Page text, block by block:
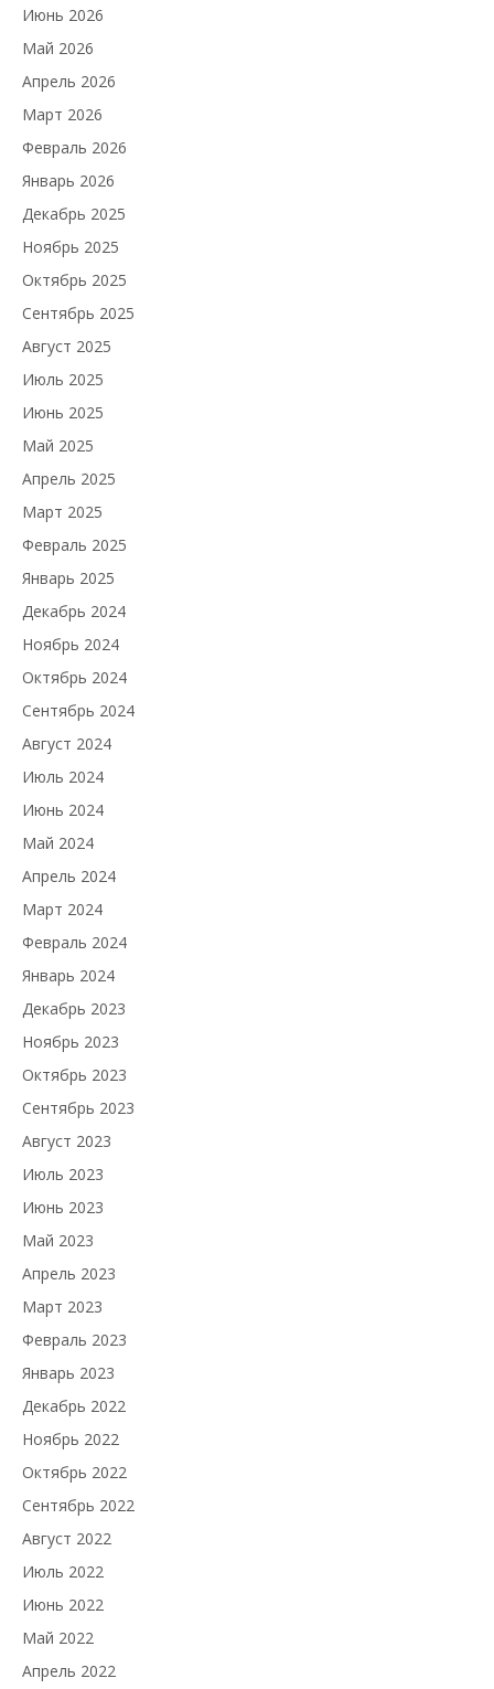
Июнь 2026
Май 2026
Апрель 2026
Март 2026
Февраль 2026
Январь 2026
Декабрь 2025
Ноябрь 2025
Октябрь 2025
Сентябрь 2025
Август 2025
Июль 2025
Июнь 2025
Май 2025
Апрель 2025
Март 2025
Февраль 2025
Январь 2025
Декабрь 2024
Ноябрь 2024
Октябрь 2024
Сентябрь 2024
Август 2024
Июль 2024
Июнь 2024
Май 2024
Апрель 2024
Март 2024
Февраль 2024
Январь 2024
Декабрь 2023
Ноябрь 2023
Октябрь 2023
Сентябрь 2023
Август 2023
Июль 2023
Июнь 2023
Май 2023
Апрель 2023
Март 2023
Февраль 2023
Январь 2023
Декабрь 2022
Ноябрь 2022
Октябрь 2022
Сентябрь 2022
Август 2022
Июль 2022
Июнь 2022
Май 2022
Апрель 2022